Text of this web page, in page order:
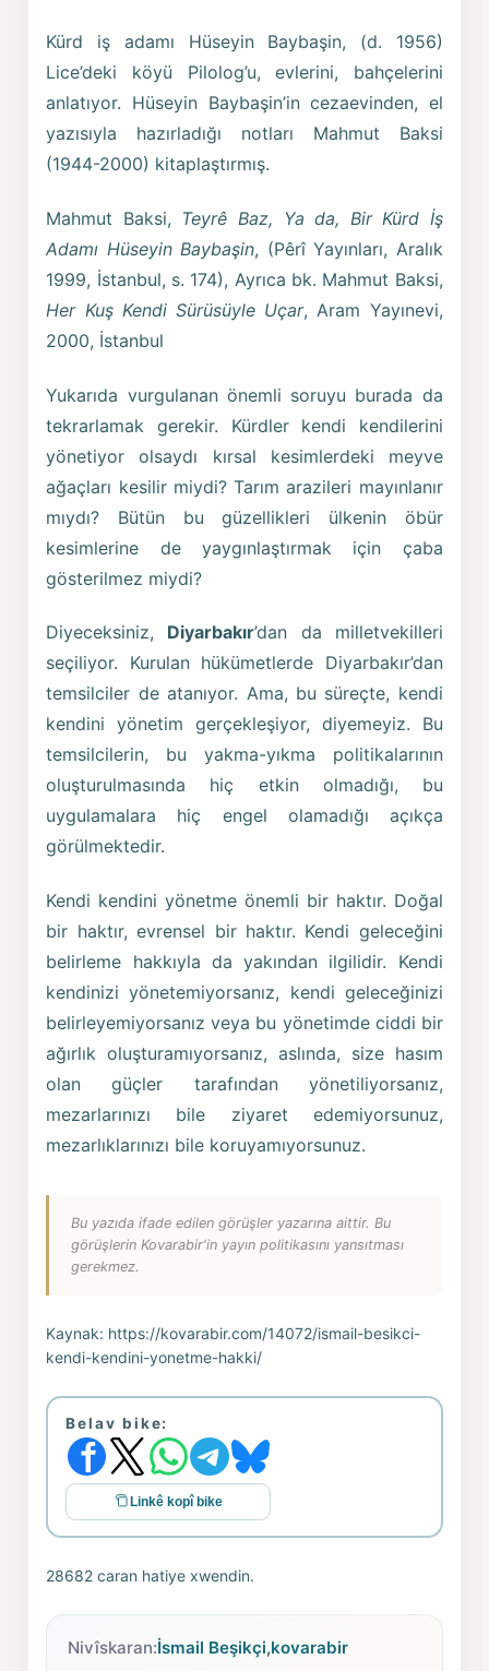
Kürd iş adamı Hüseyin Baybaşin, (d. 1956)
Lice’deki köyü Pilolog’u, evlerini, bahçelerini
anlatıyor. Hüseyin Baybaşin’in cezaevinden, el
yazısıyla hazırladığı notları Mahmut Baksi
(1944-2000) kitaplaştırmış.
Mahmut Baksi, Teyrê Baz, Ya da, Bir Kürd İş
Adamı Hüseyin Baybaşin, (Pêrî Yayınları, Aralık
1999, İstanbul, s. 174), Ayrıca bk. Mahmut Baksi,
Her Kuş Kendi Sürüsüyle Uçar, Aram Yayınevi,
2000, İstanbul
Yukarıda vurgulanan önemli soruyu burada da
tekrarlamak gerekir. Kürdler kendi kendilerini
yönetiyor olsaydı kırsal kesimlerdeki meyve
ağaçları kesilir miydi? Tarım arazileri mayınlanır
mıydı? Bütün bu güzellikleri ülkenin öbür
kesimlerine de yaygınlaştırmak için çaba
gösterilmez miydi?
Diyeceksiniz, Diyarbakır’dan da milletvekilleri
seçiliyor. Kurulan hükümetlerde Diyarbakır’dan
temsilciler de atanıyor. Ama, bu süreçte, kendi
kendini yönetim gerçekleşiyor, diyemeyiz. Bu
temsilcilerin, bu yakma-yıkma politikalarının
oluşturulmasında hiç etkin olmadığı, bu
uygulamalara hiç engel olamadığı açıkça
görülmektedir.
Kendi kendini yönetme önemli bir haktır. Doğal
bir haktır, evrensel bir haktır. Kendi geleceğini
belirleme hakkıyla da yakından ilgilidir. Kendi
kendinizi yönetemiyorsanız, kendi geleceğinizi
belirleyemiyorsanız veya bu yönetimde ciddi bir
ağırlık oluşturamıyorsanız, aslında, size hasım
olan güçler tarafından yönetiliyorsanız,
mezarlarınızı bile ziyaret edemiyorsunuz,
mezarlıklarınızı bile koruyamıyorsunuz.
Bu yazıda ifade edilen görüşler yazarına aittir. Bu
görüşlerin Kovarabir'in yayın politikasını yansıtması
gerekmez.
Kaynak: https://kovarabir.com/14072/ismail-besikci-
kendi-kendini-yonetme-hakki/
Belav bike:
Linkê kopî bike
28682 caran hatiye xwendin.
Nivîskaran:İsmail Beşikçi,kovarabir